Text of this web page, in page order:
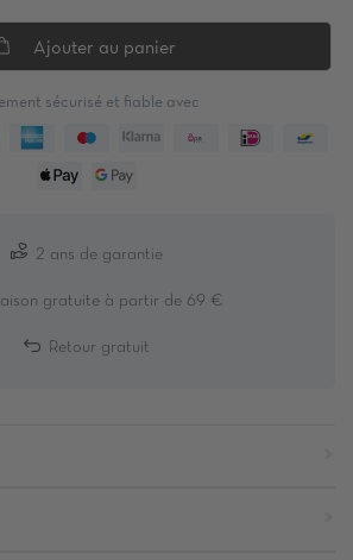
Ajouter au panier
sécurisé et fiable avec
2 ans de garantie
gratuite à partir de 69 €
Retour gratuit